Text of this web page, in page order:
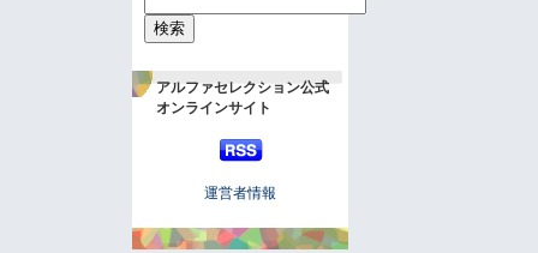
アルファセレクション公式
オンラインサイト
運営者情報